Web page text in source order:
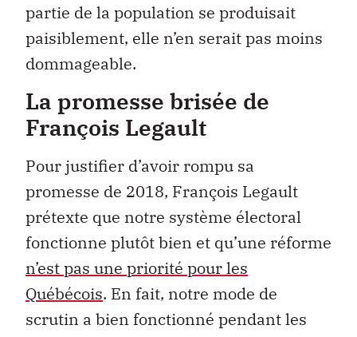
partie de la population se produisait
paisiblement, elle n’en serait pas moins
dommageable.
La promesse brisée de
François Legault
Pour justifier d’avoir rompu sa
promesse de 2018, François Legault
prétexte que notre système électoral
fonctionne plutôt bien et qu’une réforme
n’est pas une priorité pour les
Québécois. En fait, notre mode de
scrutin a bien fonctionné pendant les